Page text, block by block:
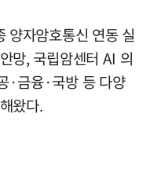
양자암호통신 연동 실
망, 국립암센터 AI 의
·금융·국방 등 다양
왔다.